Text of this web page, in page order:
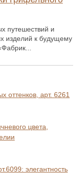
путешествий и
изделий к будущему
оттенков, арт. 6261
цвета,
элегантность